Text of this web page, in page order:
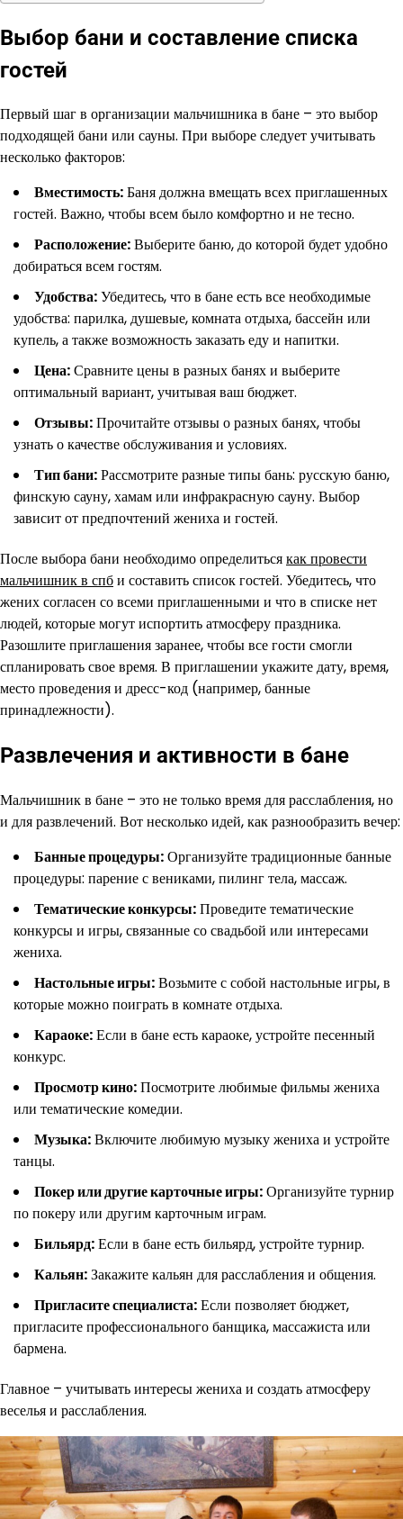
Выбор бани и составление списка
гостей
Первый шаг в организации мальчишника в бане – это выбор
подходящей бани или сауны. При выборе следует учитывать
несколько факторов:
Вместимость:Баня должна вмещать всех приглашенных
гостей. Важно, чтобы всем было комфортно и не тесно.
Расположение:Выберите баню, до которой будет удобно
добираться всем гостям.
Удобства:Убедитесь, что в бане есть все необходимые
удобства: парилка, душевые, комната отдыха, бассейн или
купель, а также возможность заказать еду и напитки.
Цена:Сравните цены в разных банях и выберите
оптимальный вариант, учитывая ваш бюджет.
Отзывы:Прочитайте отзывы о разных банях, чтобы
узнать о качестве обслуживания и условиях.
Тип бани:Рассмотрите разные типы бань: русскую баню,
финскую сауну, хамам или инфракрасную сауну. Выбор
зависит от предпочтений жениха и гостей.
После выбора бани необходимо определитьсякак провести
мальчишник в спби составить список гостей. Убедитесь, что
жених согласен со всеми приглашенными и что в списке нет
людей, которые могут испортить атмосферу праздника.
Разошлите приглашения заранее, чтобы все гости смогли
спланировать свое время. В приглашении укажите дату, время,
место проведения и дресс-код (например, банные
принадлежности).
Развлечения и активности в бане
Мальчишник в бане – это не только время для расслабления, но
и для развлечений. Вот несколько идей, как разнообразить вечер:
Банные процедуры:Организуйте традиционные банные
процедуры: парение с вениками, пилинг тела, массаж.
Тематические конкурсы:Проведите тематические
конкурсы и игры, связанные со свадьбой или интересами
жениха.
Настольные игры:Возьмите с собой настольные игры, в
которые можно поиграть в комнате отдыха.
Караоке:Если в бане есть караоке, устройте песенный
конкурс.
Просмотр кино:Посмотрите любимые фильмы жениха
или тематические комедии.
Музыка:Включите любимую музыку жениха и устройте
танцы.
Покер или другие карточные игры:Организуйте турнир
по покеру или другим карточным играм.
Бильярд:Если в бане есть бильярд, устройте турнир.
Кальян:Закажите кальян для расслабления и общения.
Пригласите специалиста:Если позволяет бюджет,
пригласите профессионального банщика, массажиста или
бармена.
Главное – учитывать интересы жениха и создать атмосферу
веселья и расслабления.